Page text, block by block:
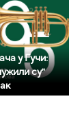
у Гучи:
су"